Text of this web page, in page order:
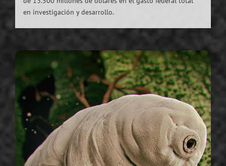
en investigación y desarrollo.